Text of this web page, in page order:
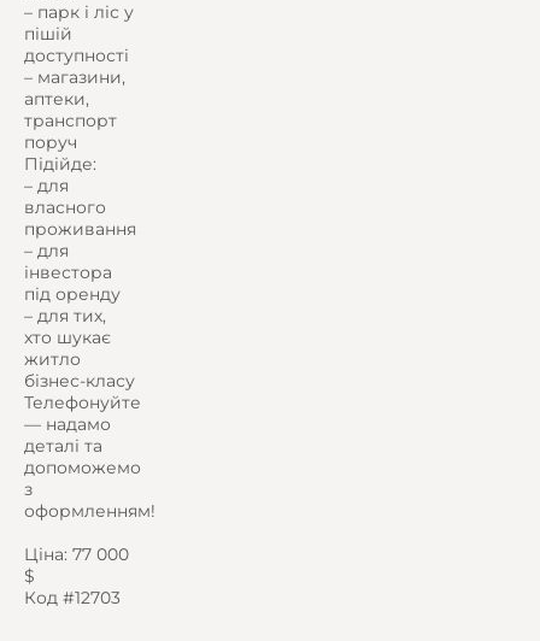
– парк і ліс у
пішій
доступності
– магазини,
аптеки,
транспорт
поруч
Підійде:
– для
власного
проживання
– для
інвестора
під оренду
– для тих,
хто шукає
житло
бізнес-класу
Телефонуйте
— надамо
деталі та
допоможемо
з
оформленням!
Ціна: 77 000
$
Код #12703